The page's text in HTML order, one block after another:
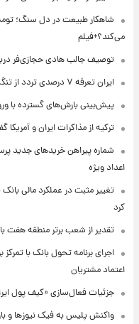
شاهکار طبیعت در دل سنگ؛
می‌کند؟+فیلم
توصیف جالب هادی حجازی‌فر
ایران تعرفه ۷ درصدی تردد از تنگه هرمز را ابلاغ کرد
پیش‌بینی بارش‌های گسترده با
ترکیه از مذاکرات ایران و
شماره پیراهن خریدهای جدید
اعداد ویژه
کرد
تقدیر از شعب برتر منطقه هفت
اجرای برنامه تحول بانک با تمرکز
اعتماد مشتریان
جزئیات فعال‌سازی «کیف پول
واکنش پلیس به فیک نیوزها و